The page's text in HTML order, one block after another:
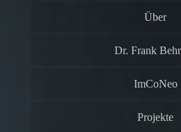
Über
Dr. Frank
ImCoNeo
Projekte